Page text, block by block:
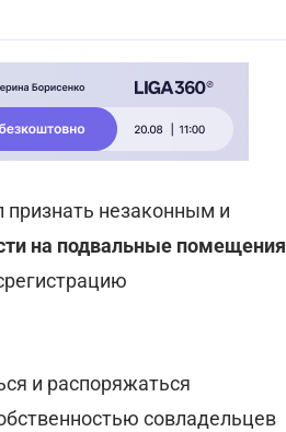
признать незаконным и
на подвальные помещения
и распоряжаться
совладельцев